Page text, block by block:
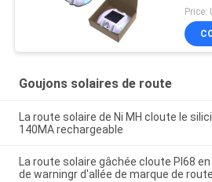
Goujons solaires de route
La route solaire de Ni MH cloute le
140MA rechargeable
La route solaire gâchée cloute PI68
de warningr d'allée de marque de route